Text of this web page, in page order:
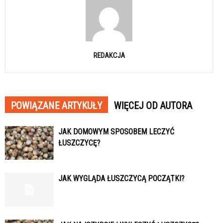
REDAKCJA
POWIĄZANE ARTYKUŁY WIĘCEJ OD AUTORA
JAK DOMOWYM SPOSOBEM LECZYĆ
ŁUSZCZYCĘ?
JAK WYGLĄDA ŁUSZCZYCĄ POCZĄTKI?